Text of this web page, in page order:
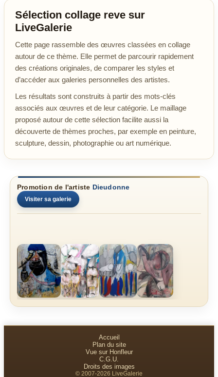
Sélection collage reve sur
LiveGalerie
Cette page rassemble des œuvres classées en collage
autour de ce thème. Elle permet de parcourir rapidement
des créations originales, de comparer les styles et
d’accéder aux galeries personnelles des artistes.
Les résultats sont construits à partir des mots-clés
associés aux œuvres et de leur catégorie. Le maillage
proposé autour de cette sélection facilite aussi la
découverte de thèmes proches, par exemple en peinture,
sculpture, dessin, photographie ou art numérique.
Promotion de l'artiste Dieudonne
Visiter sa galerie
Accueil
Plan du site
Vue sur Honfleur
C.G.U.
Droits des images
© 2007-2026 LiveGalerie